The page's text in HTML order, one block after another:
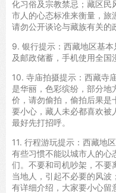
化习俗及宗教禁忌；藏区民
市人的心态标准来衡量，旅
请勿公开谈论与藏族有关的
9. 银行提示：西藏地区基
及邮政储蓄，手机使用全国
10. 寺庙拍摄提示：西藏寺
是华丽，色彩缤纷，部分
价，请勿偷拍，偷拍后果是
要小心，藏人未必都喜欢被
最好先打招呼。
11. 行程游玩提示：西藏地
有些习惯不能以城市人的心
们。不要和司机吵架，不要
当地人，引起不必要的风波
有详细介绍，大家要小心留